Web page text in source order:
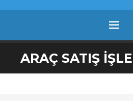
SKIP
TO
ARAÇ SATIŞ